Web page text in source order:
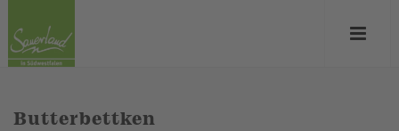
Butterbettken